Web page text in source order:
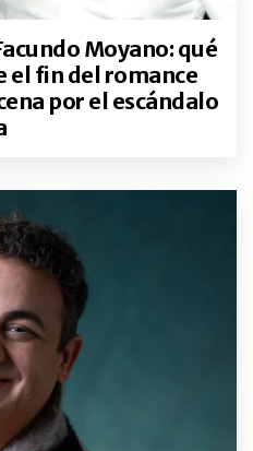
Moyano: qué
el fin del romance
por el escándalo